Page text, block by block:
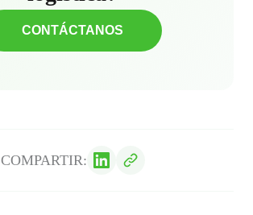
CONTÁCTANOS
COMPARTIR: